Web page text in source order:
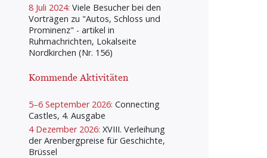
8 Juli 2024: Viele Besucher bei den
Vorträgen zu "Autos, Schloss und
Prominenz" - artikel in
Ruhrnachrichten, Lokalseite
Nordkirchen (Nr. 156)
Kommende Aktivitäten
5–6 September 2026: Connecting
Castles, 4. Ausgabe
4 Dezember 2026: XVIII. Verleihung
der Arenbergpreise für Geschichte,
Brüssel